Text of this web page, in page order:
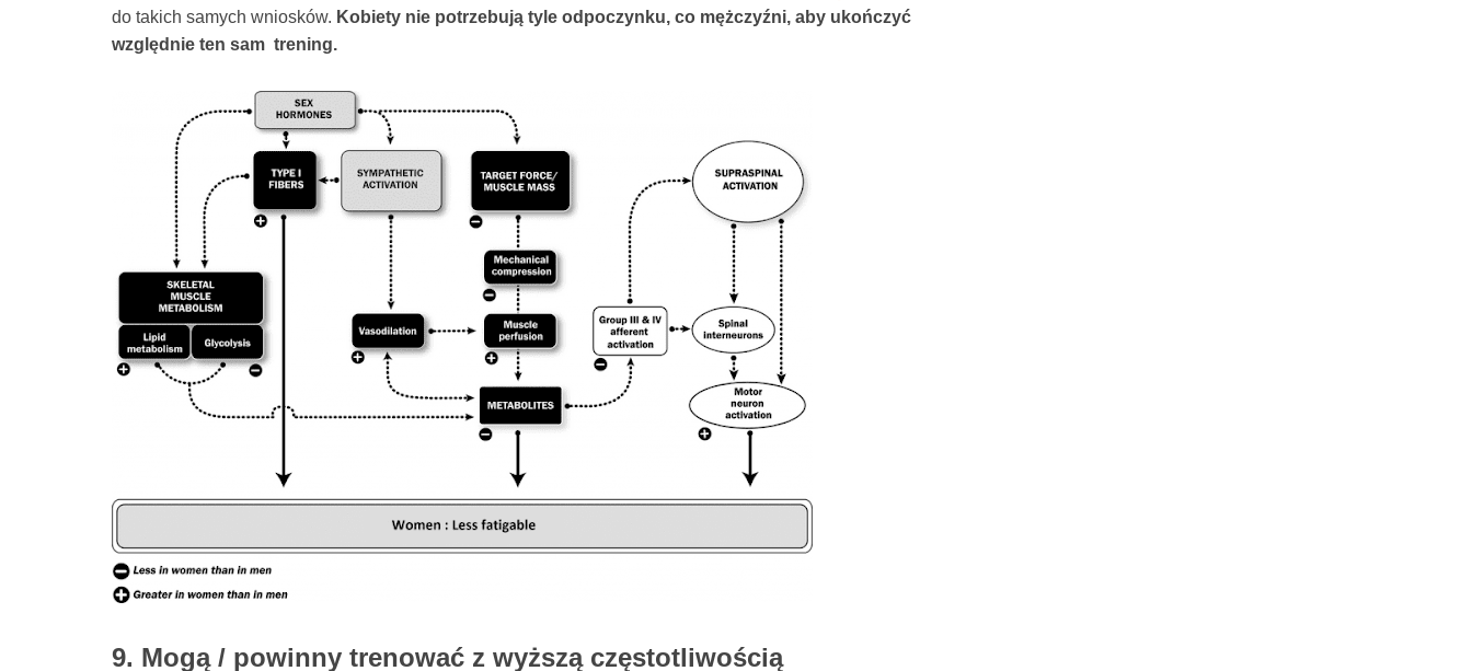
do takich samych wniosków. Kobiety nie potrzebują tyle odpoczynku, co mężczyźni, aby ukończyć
względnie ten sam trening.
9. Mogą / powinny trenować z wyższą częstotliwością